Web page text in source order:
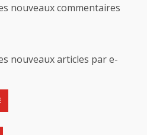
nouveaux commentaires
nouveaux articles par e-